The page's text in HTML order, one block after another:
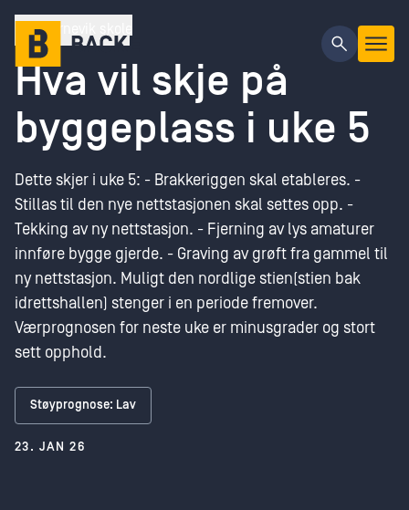
Gå til hovedinnhold
Kvernevik skole
Hva vil skje på
byggeplass i uke 5
Dette skjer i uke 5: - Brakkeriggen skal etableres. -
Stillas til den nye nettstasjonen skal settes opp. -
Tekking av ny nettstasjon. - Fjerning av lys amaturer
innføre bygge gjerde. - Graving av grøft fra gammel til
ny nettstasjon. Muligt den nordlige stien(stien bak
idrettshallen) stenger i en periode fremover.
Værprognosen for neste uke er minusgrader og stort
sett opphold.
Støyprognose: Lav
23. JAN 26